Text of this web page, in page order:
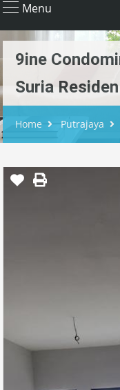
Menu
9ine
Suria
Home Putrajaya